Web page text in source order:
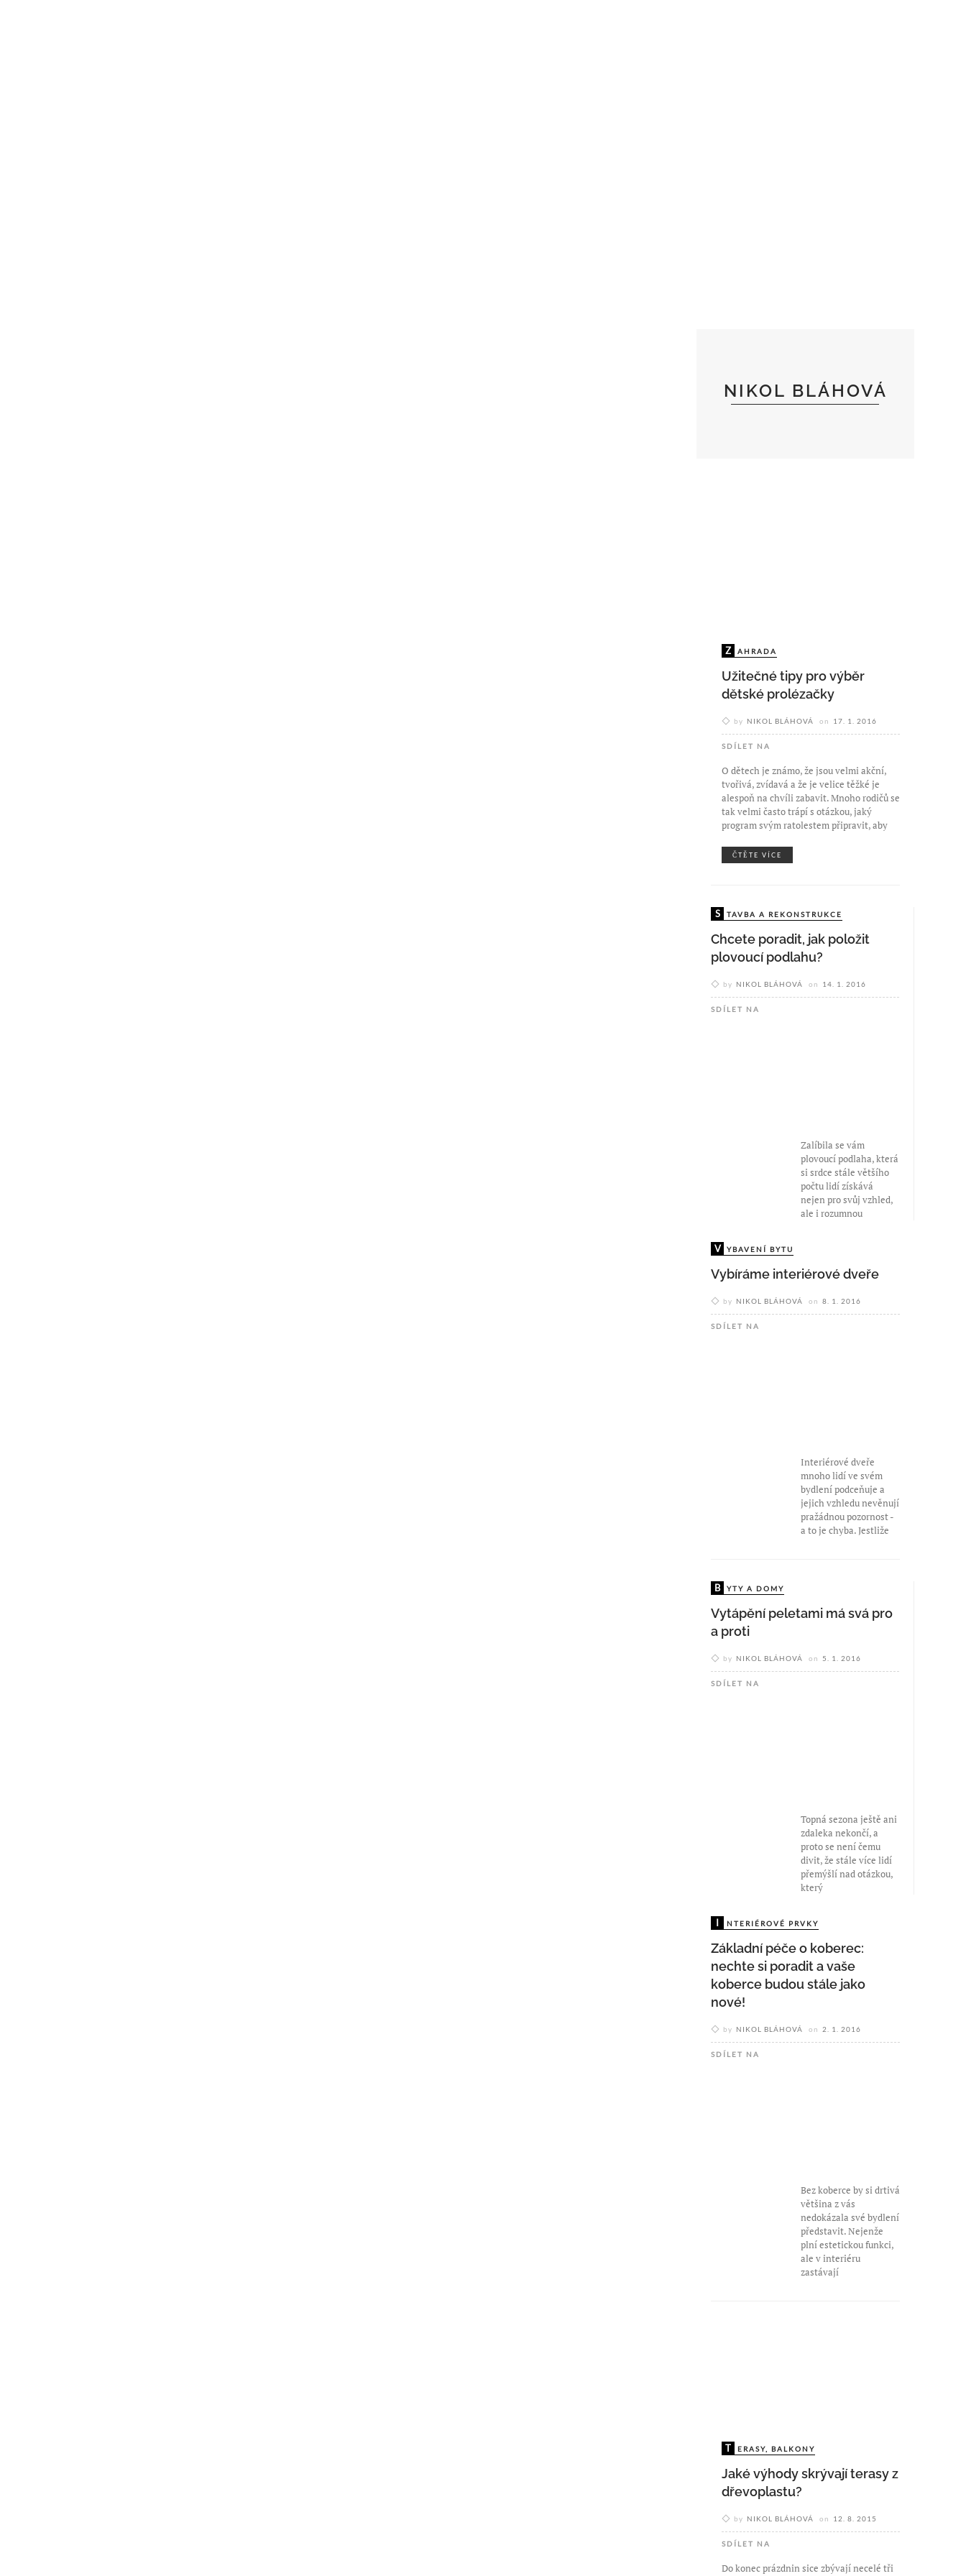
NIKOL BLÁHOVÁ
Z AHRADA
Užitečné tipy pro výběr
dětské prolézačky
by NIKOL BLÁHOVÁ on 17. 1. 2016
SDÍLET NA
O dětech je známo, že jsou velmi akční,
tvořivá, zvídavá a že je velice těžké je
alespoň na chvíli zabavit. Mnoho rodičů se
tak velmi často trápí s otázkou, jaký
program svým ratolestem připravit, aby
ČTĚTE VÍCE
S TAVBA A REKONSTRUKCE
Chcete poradit, jak položit
plovoucí podlahu?
by NIKOL BLÁHOVÁ on 14. 1. 2016
SDÍLET NA
Zalíbila se vám
plovoucí podlaha, která
si srdce stále většího
počtu lidí získává
nejen pro svůj vzhled,
ale i rozumnou
V YBAVENÍ BYTU
Vybíráme interiérové dveře
by NIKOL BLÁHOVÁ on 8. 1. 2016
SDÍLET NA
Interiérové dveře
mnoho lidí ve svém
bydlení podceňuje a
jejich vzhledu nevěnují
pražádnou pozornost -
a to je chyba. Jestliže
B YTY A DOMY
Vytápění peletami má svá pro
a proti
by NIKOL BLÁHOVÁ on 5. 1. 2016
SDÍLET NA
Topná sezona ještě ani
zdaleka nekončí, a
proto se není čemu
divit, že stále více lidí
přemýšlí nad otázkou,
který
I NTERIÉROVÉ PRVKY
Základní péče o koberec:
nechte si poradit a vaše
koberce budou stále jako
nové!
by NIKOL BLÁHOVÁ on 2. 1. 2016
SDÍLET NA
Bez koberce by si drtivá
většina z vás
nedokázala své bydlení
představit. Nejenže
plní estetickou funkci,
ale v interiéru
zastávají
T ERASY, BALKONY
Jaké výhody skrývají terasy z
dřevoplastu?
by NIKOL BLÁHOVÁ on 12. 8. 2015
SDÍLET NA
Do konec prázdnin sice zbývají necelé tři